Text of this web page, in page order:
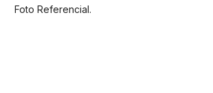
Foto Referencial.